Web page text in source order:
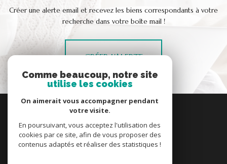
Créer une alerte email et recevez les biens correspondants à votre
recherche dans votre boîte mail !
CRÉER L'ALERTE
se
connecter
espace propriétaire
Comme beaucoup, notre site
utilise les cookies
On aimerait vous accompagner pendant
votre visite.
En poursuivant, vous acceptez l'utilisation des
cookies par ce site, afin de vous proposer des
contenus adaptés et réaliser des statistiques !